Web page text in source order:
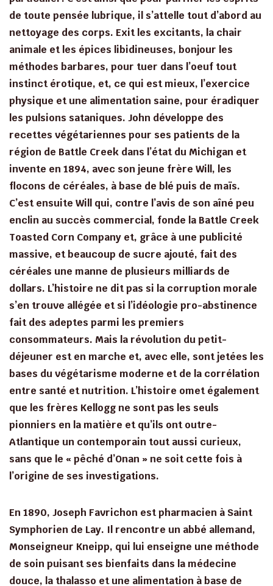
de toute pensée lubrique, il s’attelle tout d’abord au
nettoyage des corps. Exit les excitants, la chair
animale et les épices libidineuses, bonjour les
méthodes barbares, pour tuer dans l’oeuf tout
instinct érotique, et, ce qui est mieux, l’exercice
physique et une alimentation saine, pour éradiquer
les pulsions sataniques. John développe des
recettes végétariennes pour ses patients de la
région de Battle Creek dans l’état du Michigan et
invente en 1894, avec son jeune frère Will, les
flocons de céréales, à base de blé puis de maïs.
C’est ensuite Will qui, contre l’avis de son aîné peu
enclin au succès commercial, fonde la Battle Creek
Toasted Corn Company et, grâce à une publicité
massive, et beaucoup de sucre ajouté, fait des
céréales une manne de plusieurs milliards de
dollars. L’histoire ne dit pas si la corruption morale
s’en trouve allégée et si l’idéologie pro-abstinence
fait des adeptes parmi les premiers
consommateurs. Mais la révolution du petit-
déjeuner est en marche et, avec elle, sont jetées les
bases du végétarisme moderne et de la corrélation
entre santé et nutrition. L’histoire omet également
que les frères Kellogg ne sont pas les seuls
pionniers en la matière et qu’ils ont outre-
Atlantique un contemporain tout aussi curieux,
sans que le « pêché d’Onan » ne soit cette fois à
l’origine de ses investigations.
En 1890, Joseph Favrichon est pharmacien à Saint
Symphorien de Lay. Il rencontre un abbé allemand,
Monseigneur Kneipp, qui lui enseigne une méthode
de soin puisant ses bienfaits dans la médecine
douce, la thalasso et une alimentation à base de